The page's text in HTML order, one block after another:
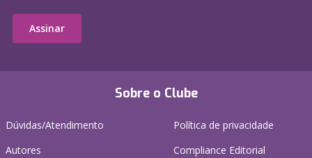
Sobre o Clube
Dúvidas/Atendimento
Autores
Política de privacidade
Compliance Editorial
Assinar